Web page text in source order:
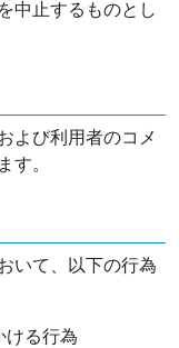
中止するものとし
よび利用者のコメ
す。
いて、以下の行為
ける行為